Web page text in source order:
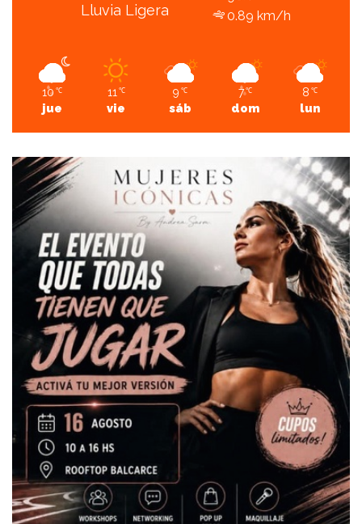
Lluvia Ligera
0.89 km/h
10 ℃
jue
11 ℃
vie
9 ℃
sáb
7 ℃
dom
8 ℃
lun